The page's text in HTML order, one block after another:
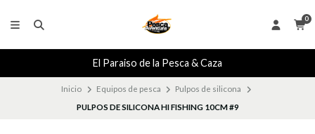
0
El Paraiso de la Pesca & Caza
Inicio Equipos de pesca
Pulpos de silicona
PULPOS DE SILICONA HI FISHING 10CM #9